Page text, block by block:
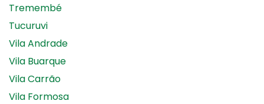
Tremembé
Tucuruvi
Vila Andrade
Vila Buarque
Vila Carrão
Vila Formosa